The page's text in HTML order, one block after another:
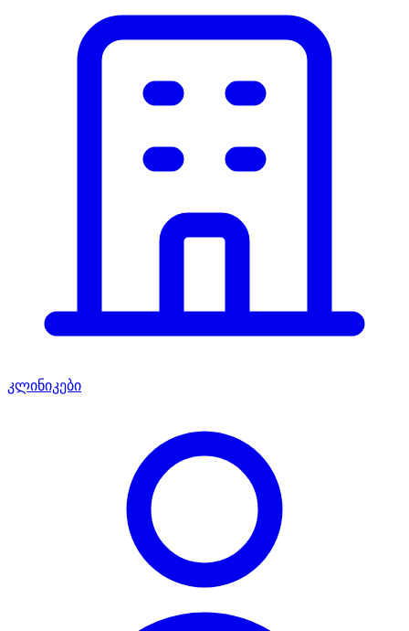
კლინიკები